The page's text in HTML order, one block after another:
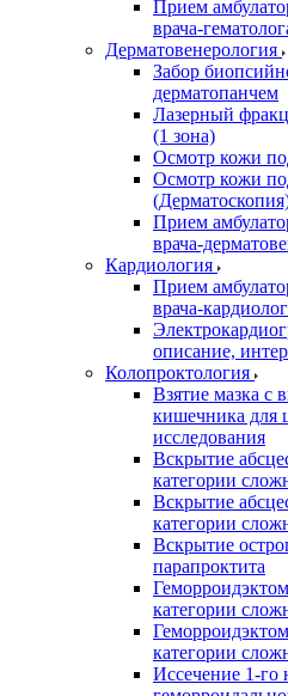
Прием
врача-
Дерматовенерология
Забор
дерматопанчем
Лазерный
(1 зона)
Осмотр кожи
Осмотр кожи
Прием
врача-
Кардиология
Прием
врача-
описание,
Колопроктология
Взятие мазка с
кишечника для
исследования
Вскрытие
категории
Вскрытие
категории
Вскрытие
парапроктита
категории
категории
Иссечение 1-го